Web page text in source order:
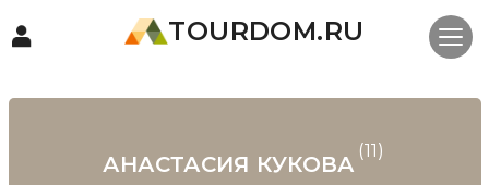
TOURDOM.RU
АНАСТАСИЯ КУКОВА
(11)